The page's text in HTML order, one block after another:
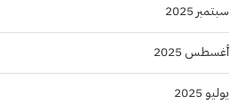
سبتمبر 2025
أغسطس 2025
يوليو 2025